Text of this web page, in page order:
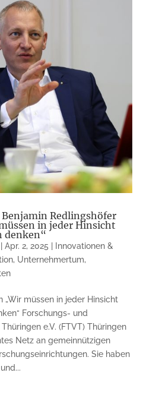
Redlingshöfer
in jeder Hinsicht
denken“
Apr. 2, 2025
Innovationen &
, Unternehmertum,
„Wir müssen in jeder Hinsicht
Forschungs- und
e.V. (FTVT) ​Thüringen
Netz an gemeinnützigen
Sie haben